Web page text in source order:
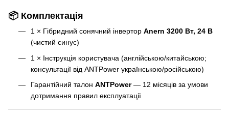
📦 Комплектація
1 × Гібридний сонячний інвертор Anern 3200 Вт, 24 В
(чистий синус)
1 × Інструкція користувача (англійською/китайською;
консультації від ANTPower українською/російською)
Гарантійний талон ANTPower— 12 місяців за умови
дотримання правил експлуатації